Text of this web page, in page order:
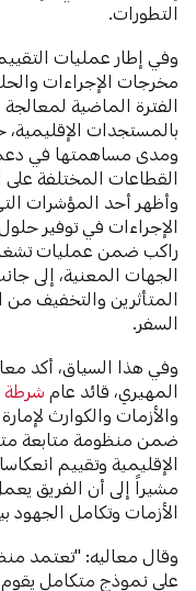
التطورات.
وفي إطار عمليات
مخرجات الإجراءات
الفترة الماضية
بالمستجدات الإقليمية،
ومدى مساهمتها في دعم
القطاعات المختلفة على
وأظهر أحد المؤشرات
راكب ضمن عمليات
الجهات المعنية، إلى
المتأثرين والتخفيف من
السفر.
وفي هذا السياق، أكد
المهيري، قائد عام شرطة
والأزمات والكوارث
ضمن منظومة متابعة
الإقليمية وتقييم
مشيراً إلى أن الفريق
الأزمات وتكامل الجهود
وقال معاليه: "تعتمد
على نموذج متكامل يقوم